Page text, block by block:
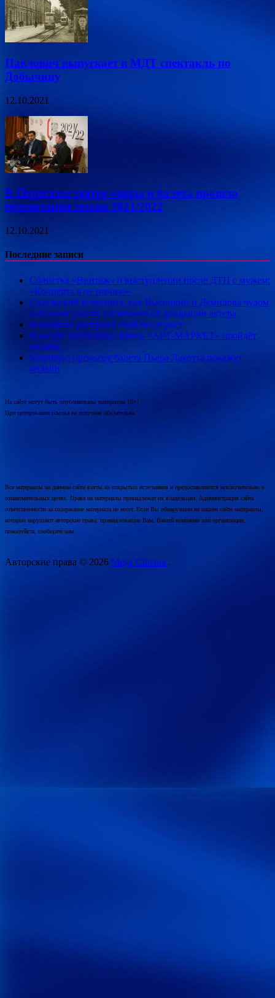
Павлович выпускает в МДТ спектакль по
Добычину
12.10.2021
В Пермском театре оперы и балета прошла
презентация сезона 2021/2022
12.10.2021
Последние записи
Солистка «Винтаж» о выступлении после ДТП с мужем:
«Концерта я не помню»
Садальский вспомнил, как Высоцкий и Демидова чудом
избежали участи погибшего от декорации актера
Волочкова раскрыла свой вес и рост
Конкурс творческих заявок «АРТ-МАРКЕТ» пройдёт
онлайн
Мировую премьеру балета Пьера Лакотта покажут
онлайн
На сайте могут быть опубликованы материалы 18+!
При цитировании ссылка на источник обязательна.
Все материалы на данном сайте взяты из открытых источников и предоставляются исключительно в
ознакомительных целях. Права на материалы принадлежат их владельцам. Администрация сайта
ответственности за содержание материала не несет. Если Вы обнаружили на нашем сайте материалы,
которые нарушают авторские права, принадлежащие Вам, Вашей компании или организации,
пожалуйста, сообщите нам.
Авторские права © 2026 Mega Cinema..